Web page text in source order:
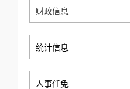
财政信息
统计信息
人事任免